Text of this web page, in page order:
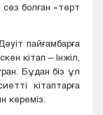
болған «төрт
пайғамбарға
кітап – Інжіл,
Бұдан біз ұл
кітаптарға